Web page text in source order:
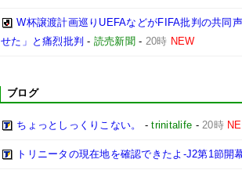
W杯譲渡計画巡りUEFAなどがFIFA批判の共同
せた」と痛烈批判 - 読売新聞 - 20時 NEW
ブログ
ちょっとしっくりこない。 -trinitalife -20時
トリニータの現在地を確認できたよ-J2第1節開